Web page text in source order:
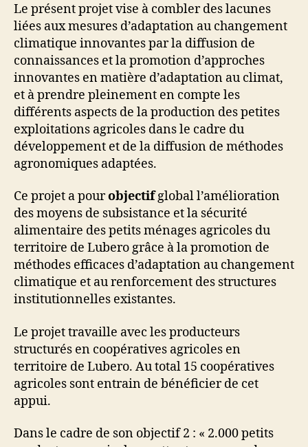
Le présent projet vise à combler des lacunes
liées aux mesures d’adaptation au changement
climatique innovantes par la diffusion de
connaissances et la promotion d’approches
innovantes en matière d’adaptation au climat,
et à prendre pleinement en compte les
différents aspects de la production des petites
exploitations agricoles dans le cadre du
développement et de la diffusion de méthodes
agronomiques adaptées.
Ce projet a pourobjectifglobal l’amélioration
des moyens de subsistance et la sécurité
alimentaire des petits ménages agricoles du
territoire de Lubero grâce à la promotion de
méthodes efficaces d’adaptation au changement
climatique et au renforcement des structures
institutionnelles existantes.
Le projet travaille avec les producteurs
structurés en coopératives agricoles en
territoire de Lubero. Au total 15 coopératives
agricoles sont entrain de bénéficier de cet
appui.
Dans le cadre de son objectif 2 : « 2.000 petits